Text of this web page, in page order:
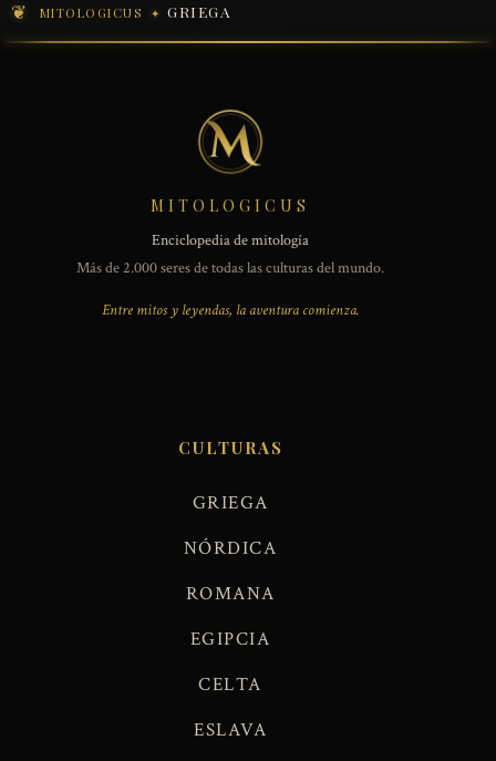
MITOLOGICUS GRIEGA
MITOLOGICUS
Enciclopedia de mitología
Más de 2.000 seres de todas las culturas del mundo.
Entre mitos y leyendas, la aventura comienza.
CULTURAS
GRIEGA
NÓRDICA
ROMANA
EGIPCIA
CELTA
ESLAVA